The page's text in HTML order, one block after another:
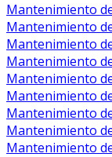
Mantenimiento
Mantenimiento
Mantenimiento
Mantenimiento
Mantenimiento
Mantenimiento
Mantenimiento
Mantenimiento
Mantenimiento